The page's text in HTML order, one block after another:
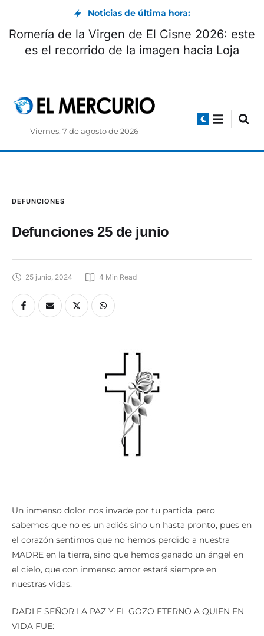
Noticias de última hora:
Romería de la Virgen de El Cisne 2026: este
es el recorrido de la imagen hacia Loja
Viernes, 7 de agosto de 2026
DEFUNCIONES
Defunciones 25 de junio
25 junio, 2024 4 Min Read
Un inmenso dolor nos invade por tu partida, pero
sabemos que no es un adiós sino un hasta pronto, pues en
el corazón sentimos que no hemos perdido a nuestra
MADRE en la tierra, sino que hemos ganado un ángel en
el cielo, que con inmenso amor estará siempre en
nuestras vidas.
DADLE SEÑOR LA PAZ Y EL GOZO ETERNO A QUIEN EN
VIDA FUE: